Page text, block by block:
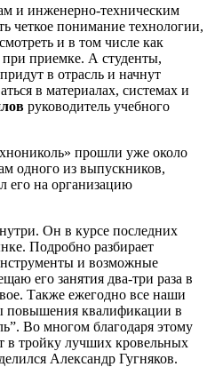
и инженерно-техническим
четкое понимание технологии,
и в том числе как
при приемке. А студенты,
в отрасль и начнут
в материалах, системах и
руководитель учебного
прошли уже около
одного из выпускников,
его на организацию
Он в курсе последних
Подробно разбирает
и возможные
его занятия два-три раза в
Также ежегодно все наши
повышения квалификации в
Во многом благодаря этому
в тройку лучших кровельных
Александр Гугняков.